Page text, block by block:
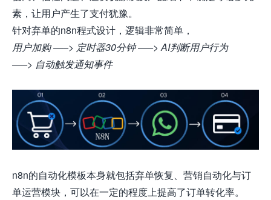
素，让用户产生了支付犹豫。
针对弃单的n8n程式设计，逻辑非常简单，
用户加购 —–> 定时器30分钟 —–> AI判断用户行为
—–> 自动触发通知事件
n8n的自动化模板本身就包括弃单恢复、营销自动化与订
单运营模块，可以在一定的程度上提高了订单转化率。